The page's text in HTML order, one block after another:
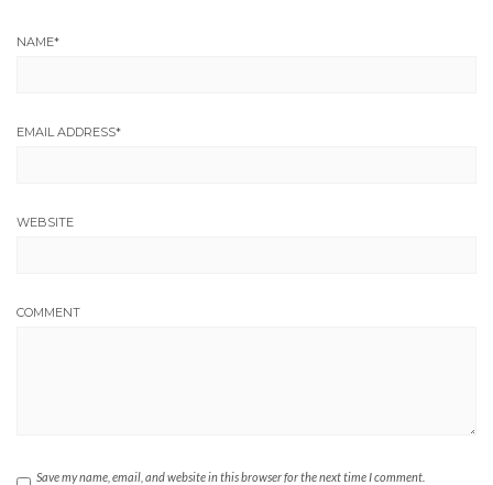
NAME*
EMAIL ADDRESS*
WEBSITE
COMMENT
Save my name, email, and website in this browser for the next time I comment.